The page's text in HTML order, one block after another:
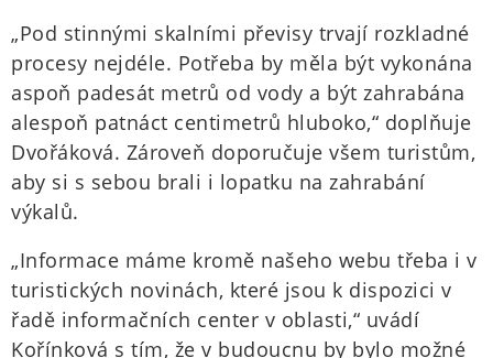
„Pod stinnými skalními převisy trvají rozkladné
procesy nejdéle. Potřeba by měla být vykonána
aspoň padesát metrů od vody a být zahrabána
alespoň patnáct centimetrů hluboko,“ doplňuje
Dvořáková. Zároveň doporučuje všem turistům,
aby si s sebou brali i lopatku na zahrabání
výkalů.
„Informace máme kromě našeho webu třeba i v
turistických novinách, které jsou k dispozici v
řadě informačních center v oblasti,“ uvádí
Kořínková s tím, že v budoucnu by bylo možné